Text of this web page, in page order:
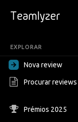
EXPLORAR
Nova review
Procurar reviews
Prémios 2025